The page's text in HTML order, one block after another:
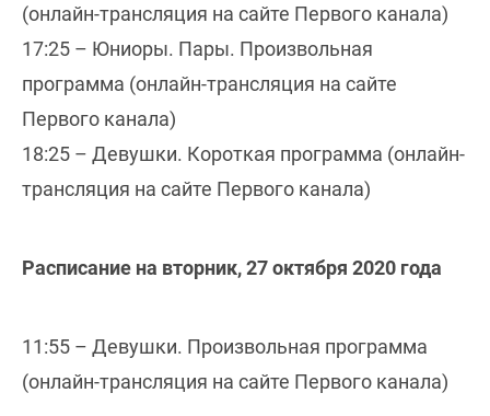
(онлайн-трансляция на сайте Первого канала)
17:25 – Юниоры. Пары. Произвольная
программа (онлайн-трансляция на сайте
Первого канала)
18:25 – Девушки. Короткая программа (онлайн-
трансляция на сайте Первого канала)
Расписание на вторник, 27 октября 2020 года
11:55 – Девушки. Произвольная программа
(онлайн-трансляция на сайте Первого канала)